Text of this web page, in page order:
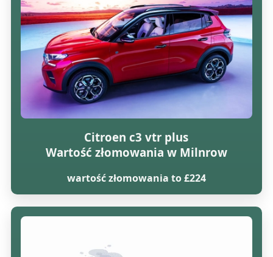
Citroen c3 vtr plus
Wartość złomowania w Milnrow
wartość złomowania to £224